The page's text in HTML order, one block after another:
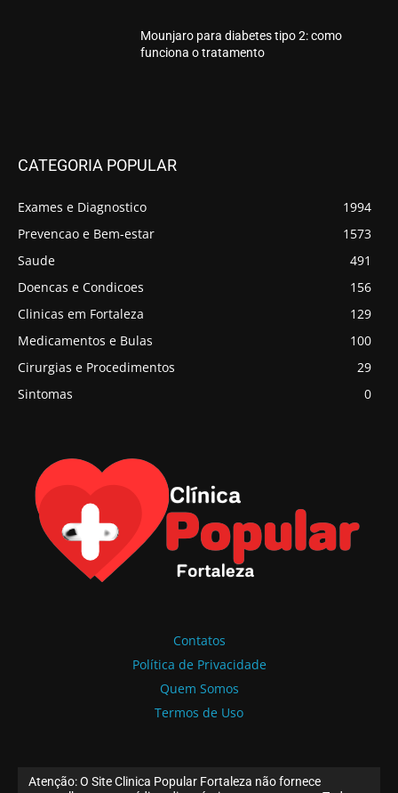
Mounjaro para diabetes tipo 2: como
funciona o tratamento
CATEGORIA POPULAR
Exames e Diagnostico
1994
Prevencao e Bem-estar
1573
Saude
491
Doencas e Condicoes
156
Clinicas em Fortaleza
129
Medicamentos e Bulas
100
Cirurgias e Procedimentos
29
Sintomas
0
Contatos
Política de Privacidade
Quem Somos
Termos de Uso
Atenção: O Site Clinica Popular Fortaleza não fornece